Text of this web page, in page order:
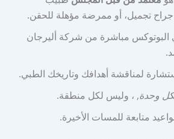
تجميل، أو ممرضة مؤهلة للحقن.
البوتوكس مباشرة من شركة أليرجان
لمناقشة أهدافك وتاريخك الطبي.
وحدة, ، وليس لكل منطقة.
متابعة للمسات الأخيرة.